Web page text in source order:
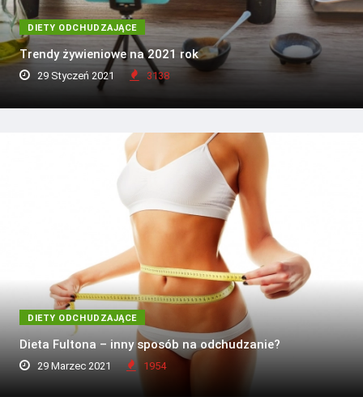
DIETY ODCHUDZAJĄCE
Trendy żywieniowe na 2021 rok
29 Styczeń 2021 3138
DIETY ODCHUDZAJĄCE
Dieta Fultona – inny sposób na odchudzanie?
29 Marzec 2021 1954